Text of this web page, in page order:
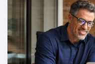
Местни услуги
Представител за
Регистрация на
SL